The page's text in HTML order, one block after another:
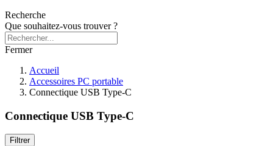
Recherche
Que souhaitez-vous trouver ?
Fermer
Accueil
Accessoires PC portable
Connectique USB Type-C
Connectique USB Type-C
Filtrer